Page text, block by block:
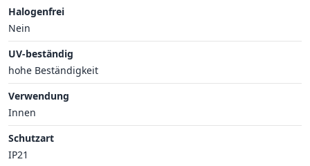
Halogenfrei
Nein
UV-beständig
hohe Beständigkeit
Verwendung
Innen
Schutzart
IP21